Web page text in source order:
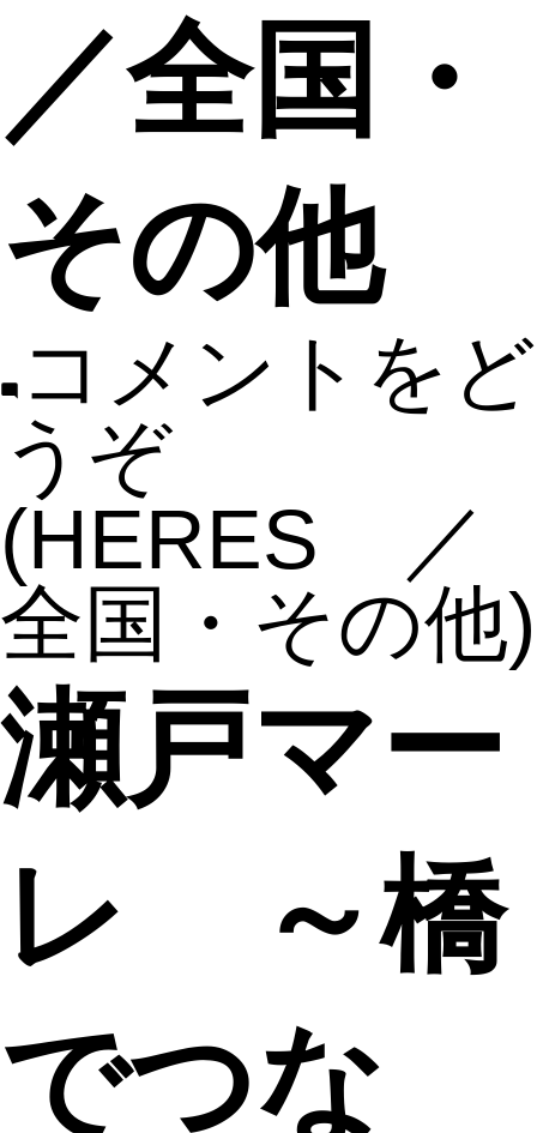
／全国・
その他
コメントをど
うぞ
(HERES ／
全国・その他)
瀬戸マー
レ ～橋
でつな